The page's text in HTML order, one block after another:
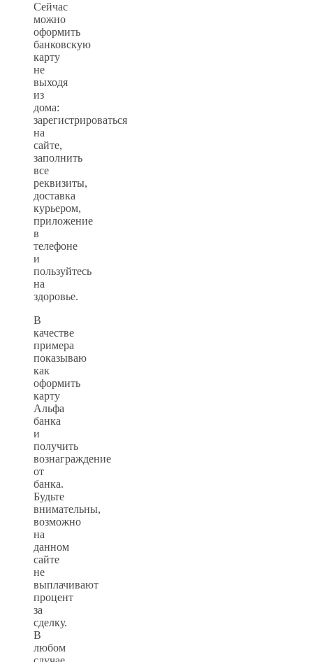
Сейчас
можно
оформить
банковскую
карту
не
выходя
из
дома:
зарегистрироваться
на
сайте,
заполнить
все
реквизиты,
доставка
курьером,
приложение
в
телефоне
и
пользуйтесь
на
здоровье.
В
качестве
примера
показываю
как
оформить
карту
Альфа
банка
и
получить
вознаграждение
от
банка.
Будьте
внимательны,
возможно
на
данном
сайте
не
выплачивают
процент
за
сделку.
В
любом